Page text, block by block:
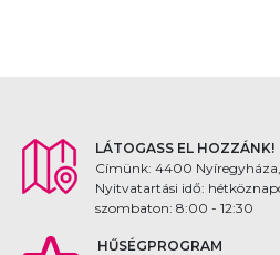
LÁTOGASS EL HOZZÁNK!
Címünk: 4400 Nyíregyháza,
Nyitvatartási idő:
szombaton: 8:00 - 12:30
HŰSÉGPROGRAM